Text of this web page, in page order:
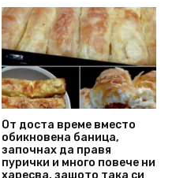
От доста време вместо
обикновена баница,
започнах да правя
пурички и много повече ни